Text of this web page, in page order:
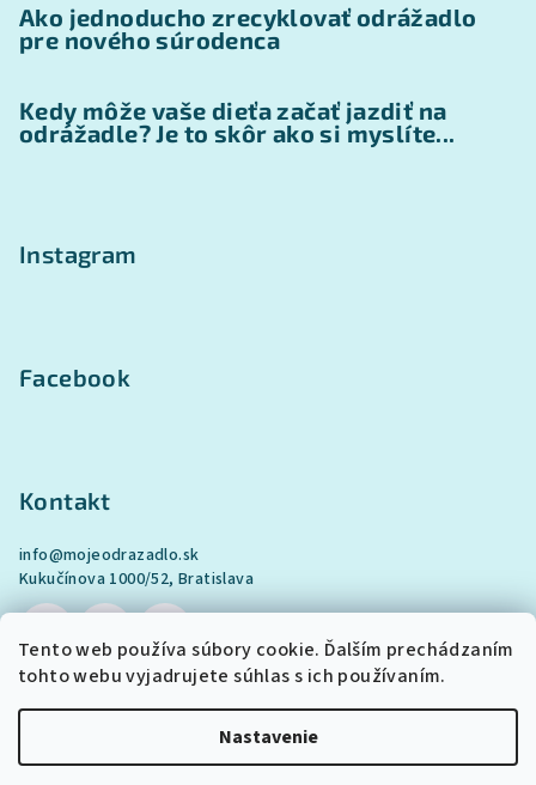
Tento web používa súbory cookie. Ďalším prechádzaním
tohto webu vyjadrujete súhlas s ich používaním.
Nastavenie
Ako jednoducho zrecyklovať odrážadlo
pre nového súrodenca
Kedy môže vaše dieťa začať jazdiť na
odrážadle? Je to skôr ako si myslíte...
Instagram
Facebook
Kontakt
info@mojeodrazadlo.sk
Kukučínova 1000/52, Bratislava